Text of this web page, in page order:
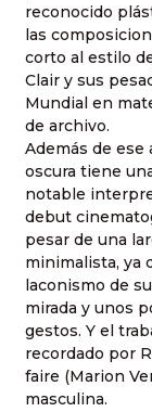
reconocido
las
corto al estilo
Clair y sus
Mundial en
de archivo.
Además de ese
oscura tiene
notable
debut
pesar de una
minimalista, ya
laconismo de
mirada y unos
gestos. Y el
recordado por
faire (Marion
masculina.